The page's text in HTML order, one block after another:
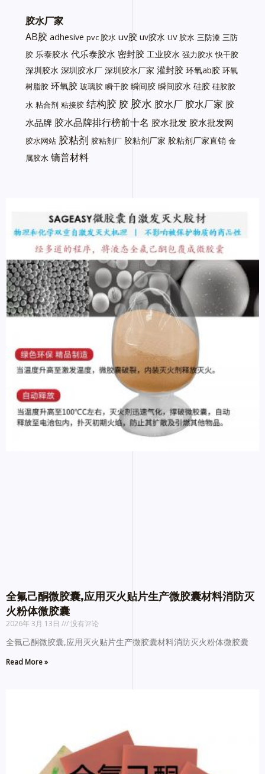
胶水厂家
AB胶 adhesive pvc 胶水 uv胶 uv胶水 UV 胶水 三防漆 三防
胶 乐泰胶水 代乐泰胶水 密封胶 工业胶水 强力胶水 快干胶
深圳胶水 深圳胶水厂 深圳胶水厂家 灌封胶 环氧ab胶 环氧
树脂胶 环氧胶 玻璃胶 瞬干胶 瞬间胶 瞬间胶水 硅胶 硅胶胶
水 粘合剂 粘接胶 结构胶 胶 胶水 胶水厂 胶水厂家 胶
水品牌 胶水品牌排行榜前十名 胶水批发 胶水批发网
胶水网站 胶粘剂 胶粘剂厂 胶粘剂厂家 胶粘剂厂家直销 金
属胶水 镝普材料
全氟己酮微胶囊,应用灭火贴片生产微胶囊材料消防灭
火粉体微胶囊
2026年 3月 13日 没有评论
全氟己酮微胶囊,应用灭火贴片生产微胶囊材料消防灭火粉体微胶囊
Read More »